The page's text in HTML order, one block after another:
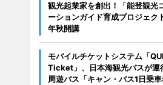
観光起業家を創出！「能登観光
ーションガイド育成プロジェク
年秋開講
モバイルチケットシステム「
Ticket」、日本海観光バスが運
周遊バス「キャン・バス1日乗